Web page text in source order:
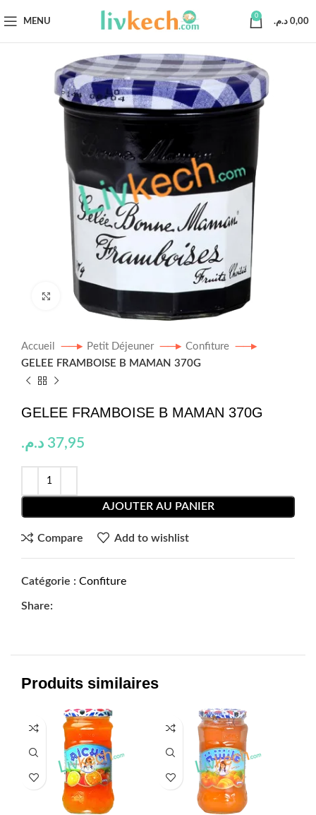
MENU
0
0,00 د.م.
Click to enlarge
Accueil Petit Déjeuner
Confiture
GELEE FRAMBOISE B MAMAN 370G
GELEE FRAMBOISE B MAMAN 370G
37,95 د.م.
AJOUTER AU PANIER
Compare Add to wishlist
Catégorie : Confiture
Share:
Produits similaires